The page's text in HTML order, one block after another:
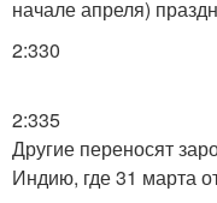
начале апреля)
2:330
2:335
Другие переносят
Индию, где 31 марта